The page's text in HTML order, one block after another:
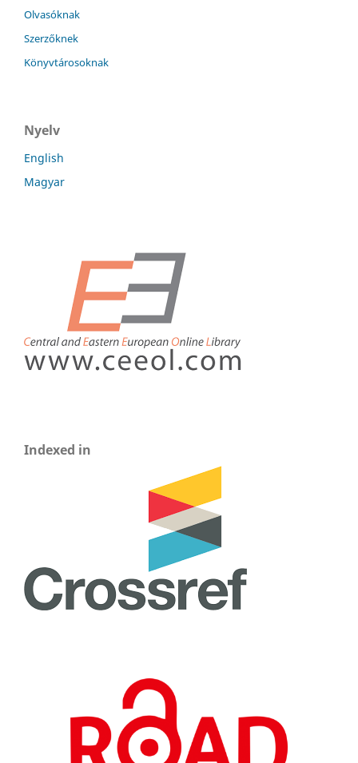
Olvasóknak
Szerzőknek
Könyvtárosoknak
Nyelv
English
Magyar
Indexed in